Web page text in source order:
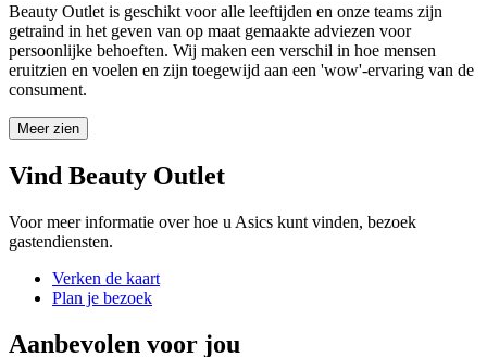
Beauty Outlet is geschikt voor alle leeftijden en onze teams zijn
getraind in het geven van op maat gemaakte adviezen voor
persoonlijke behoeften. Wij maken een verschil in hoe mensen
eruitzien en voelen en zijn toegewijd aan een 'wow'-ervaring van de
consument.
Meer zien
Vind Beauty Outlet
Voor meer informatie over hoe u Asics kunt vinden, bezoek
gastendiensten.
Verken de kaart
Plan je bezoek
Aanbevolen voor jou